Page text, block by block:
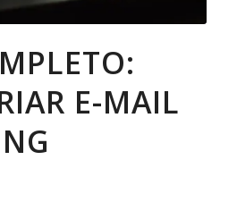
E-MAIL